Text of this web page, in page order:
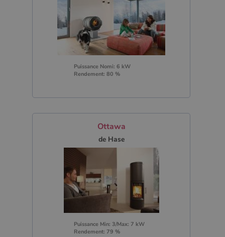
Puissance Nomi: 6 kW
Rendement: 80 %
Ottawa
de Hase
Puissance Min: 3/Max: 7 kW
Rendement: 79 %